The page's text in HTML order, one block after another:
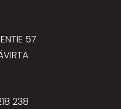
57
238